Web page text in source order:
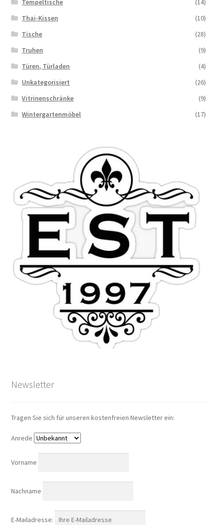
Thai-Kissen
(10)
Tische
(28)
Truhen
(9)
Türen, Türladen
(4)
Unkategorisiert
(26)
Vitrinenschränke
(9)
Wintergartenmöbel
(17)
Newsletter
Tragen Sie sich für unseren kostenfreien Newsletter ein:
Anrede
Vorname
Nachname
E-Mailadresse: